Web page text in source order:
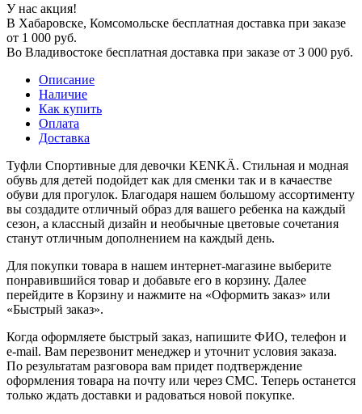
У нас акция!
В Хабаровске, Комсомольске бесплатная доставка при заказе
от 1 000 руб.
Во Владивостоке бесплатная доставка при заказе от 3 000 руб.
Описание
Наличие
Как купить
Оплата
Доставка
Туфли Спортивные для девочки KENKÄ. Стильная и модная
обувь для детей подойдет как для сменки так и в качаестве
обуви для прогулок. Благодаря нашем большому ассортименту
вы создадите отличный образ для вашего ребенка на каждый
сезон, а классный дизайн и необычные цветовые сочетания
станут отличным дополнением на каждый день.
Для покупки товара в нашем интернет-магазине выберите
понравившийся товар и добавьте его в корзину. Далее
перейдите в Корзину и нажмите на «Оформить заказ» или
«Быстрый заказ».
Когда оформляете быстрый заказ, напишите ФИО, телефон и
e-mail. Вам перезвонит менеджер и уточнит условия заказа.
По результатам разговора вам придет подтверждение
оформления товара на почту или через СМС. Теперь останется
только ждать доставки и радоваться новой покупке.